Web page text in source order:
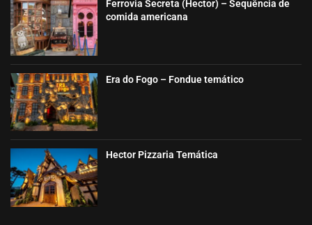
Ferrovia Secreta (Hector) – Sequência de
comida americana
Era do Fogo – Fondue temático
Hector Pizzaria Temática